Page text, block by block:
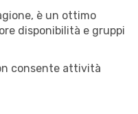
è un ottimo
disponibilità e gruppi
consente attività